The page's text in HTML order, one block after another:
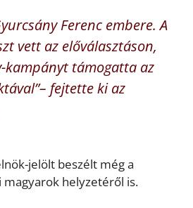
Ferenc embere. A
vett az előválasztáson,
kampányt támogatta az
fejtette ki az
jelölt beszélt még a
helyzetéről is.